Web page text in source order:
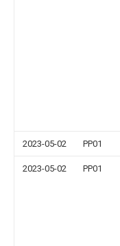
2023-05-02 PP01
2023-05-02 PP01